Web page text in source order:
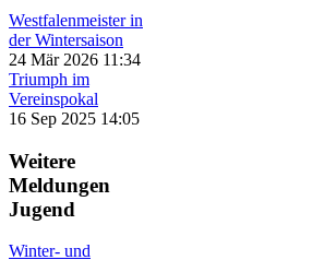
Westfalenmeister in
der Wintersaison
24 Mär 2026 11:34
Triumph im
Vereinspokal
16 Sep 2025 14:05
Weitere
Meldungen
Jugend
Winter- und